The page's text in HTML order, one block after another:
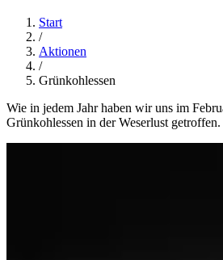
Start
/
Aktionen
/
Grünkohlessen
Wie in jedem Jahr haben wir uns im
Grünkohlessen in der Weserlust getroffen.